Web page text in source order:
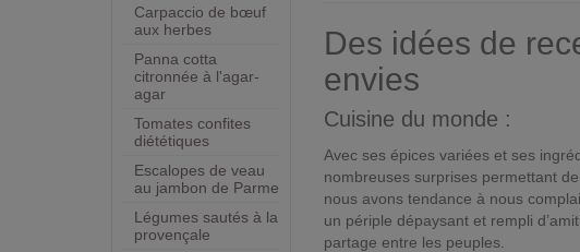
Carpaccio de bœuf
aux herbes
Panna cotta
citronnée à l'agar-
agar
Tomates confites
diététiques
Escalopes de veau
au jambon de Parme
Légumes sautés à la
provençale
Des idées de
envies
Cuisine du monde :
Avec ses épices variées et ses
nombreuses surprises permettant
nous avons tendance à nous
un périple dépaysant et rempli
partage entre les peuples.